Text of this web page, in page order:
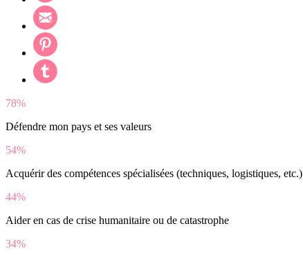
78%
Défendre mon pays et ses valeurs
54%
Acquérir des compétences spécialisées (techniques, logistiques, etc.)
44%
Aider en cas de crise humanitaire ou de catastrophe
34%